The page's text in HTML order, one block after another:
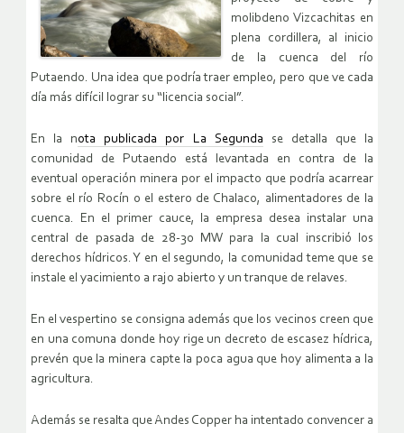
molibdeno Vizcachitas en
plena cordillera, al inicio
de la cuenca del río
Putaendo. Una idea que podría traer empleo, pero que ve cada
día más difícil lograr su “licencia social”.
En la nota publicada por La Segundase detalla que la
comunidad de Putaendo está levantada en contra de la
eventual operación minera por el impacto que podría acarrear
sobre el río Rocín o el estero de Chalaco, alimentadores de la
cuenca. En el primer cauce, la empresa desea instalar una
central de pasada de 28-30 MW para la cual inscribió los
derechos hídricos. Y en el segundo, la comunidad teme que se
instale el yacimiento a rajo abierto y un tranque de relaves.
En el vespertino se consigna además que los vecinos creen que
en una comuna donde hoy rige un decreto de escasez hídrica,
prevén que la minera capte la poca agua que hoy alimenta a la
agricultura.
Además se resalta que Andes Copper ha intentado convencer a